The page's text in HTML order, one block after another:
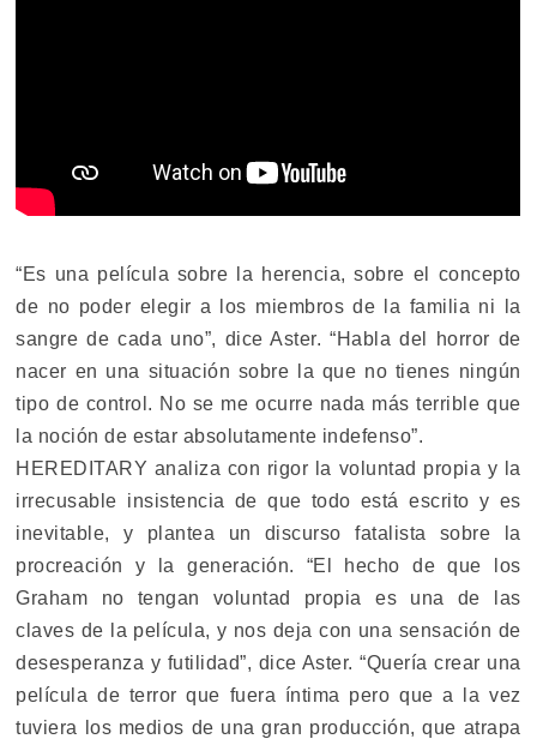
“Es una película sobre la herencia, sobre el concepto
de no poder elegir a los miembros de la familia ni la
sangre de cada uno”, dice Aster. “Habla del horror de
nacer en una situación sobre la que no tienes ningún
tipo de control. No se me ocurre nada más terrible que
la noción de estar absolutamente indefenso”.
HEREDITARY analiza con rigor la voluntad propia y la
irrecusable insistencia de que todo está escrito y es
inevitable, y plantea un discurso fatalista sobre la
procreación y la generación. “El hecho de que los
Graham no tengan voluntad propia es una de las
claves de la película, y nos deja con una sensación de
desesperanza y futilidad”, dice Aster. “Quería crear una
película de terror que fuera íntima pero que a la vez
tuviera los medios de una gran producción, que atrapa